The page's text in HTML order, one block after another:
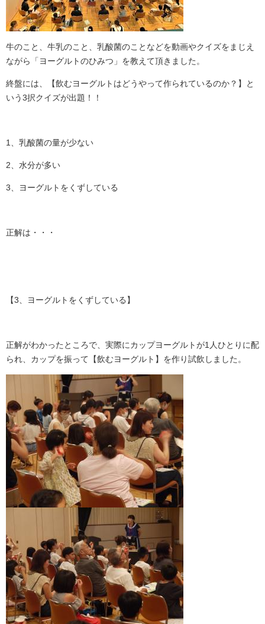
牛のこと、牛乳のこと、乳酸菌のことなどを動画やクイズをまじえ
ながら「ヨーグルトのひみつ」を教えて頂きました。
終盤には、【飲むヨーグルトはどうやって作られているのか？】と
いう3択クイズが出題！！
1、乳酸菌の量が少ない
2、水分が多い
3、ヨーグルトをくずしている
正解は・・・
【3、ヨーグルトをくずしている】
正解がわかったところで、実際にカップヨーグルトが1人ひとりに配
られ、カップを振って【飲むヨーグルト】を作り試飲しました。